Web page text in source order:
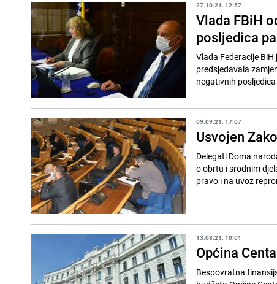
27.10.21. 12:57
Vlada FBiH
posljedica
Vlada Federacije
predsjedavala
negativnih
09.09.21. 17:07
Usvojen
Delegati Doma
o obrtu i srodnim
pravo i na uvoz
13.08.21. 10:01
Općina
Bespovratna